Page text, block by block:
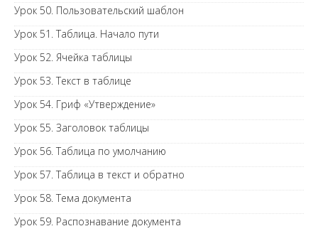
Урок 50. Пользовательский шаблон
Урок 51. Таблица. Начало пути
Урок 52. Ячейка таблицы
Урок 53. Текст в таблице
Урок 54. Гриф «Утверждение»
Урок 55. Заголовок таблицы
Урок 56. Таблица по умолчанию
Урок 57. Таблица в текст и обратно
Урок 58. Тема документа
Урок 59. Распознавание документа